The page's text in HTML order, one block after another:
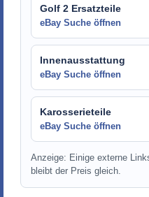
Golf 2 Ersatzteile
eBay Suche öffnen
Innenausstattung
eBay Suche öffnen
Karosserieteile
eBay Suche öffnen
Anzeige: Einige externe
bleibt der Preis gleich.